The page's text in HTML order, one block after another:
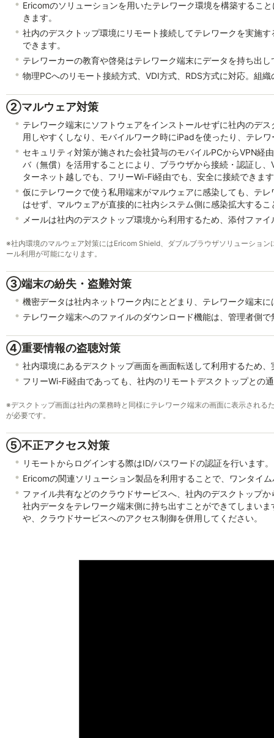
Ericomのソリューションを用いたテレワーク環境を構築するこ
きます。
社内のデスクトップ環境にリモート接続してテレワークを実施
できます。
テレワーカーの教育や啓発はテレワーク端末にデータを持ち出
物理PCへのリモート接続方式、VDI方式、RDS方式に対応。組
②マルウェア対策
テレワーク端末にソフトウェアをインストールせずに社内のデ
用しやすくしなり、モバイルワーク時にiPadを使ったり、テレ
セキュリティ対策が施された会社貸与のモバイルPCからVPN経
バ（無償）を活用することにより、ブラウザから接続・認証し
ターネット越しでも、フリーWi-Fi経由でも、安全に接続できま
仮にテレワークで使う私用端末がマルウェアに感染しても、テ
はせず、マルウェアが直接的に社内システム側に感染拡大する
メールは社内のデスクトップ環境から利用するため、添付ファ
※社内環境のマルウェア対策にはEricom Shield、ダブルブラウザソリューション
ール利用が可能になります。
③端末の紛失・盗難対策
機密データは社内ネットワーク内にとどまり、テレワーク端末
テレワーク端末へのファイルのダウンロード機能は、管理者側
④重要情報の盗聴対策
社内環境にあるデスクトップ画面を画面転送して利用するため
フリーWi-Fi経由であっても、社内のリモートデスクトップとの
※デスクトップ画面は社内の業務時と同様にテレワーク端末の画面に表示され
が必要です。
⑤不正アクセス対策
リモートからログインする際はID/パスワードの認証を行います。
Ericomの関連ソリューション製品を利用することで、ワンタイ
ファイル共有などのクラウドサービスへ、社内のデスクトップ
社内データをテレワーク端末側に持ち出すことができてしまい
や、クラウドサービスへのアクセス制御を併用してください。